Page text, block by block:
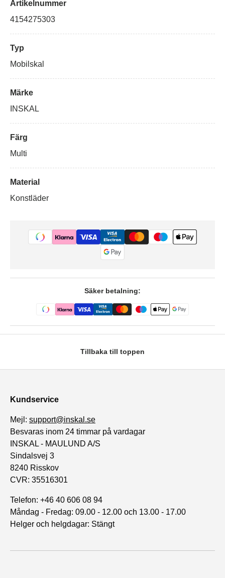
Artikelnummer
4154275303
Typ
Mobilskal
Märke
INSKAL
Färg
Multi
Material
Konstläder
Säker betalning:
Tillbaka till toppen
Kundservice
Mejl: support@inskal.se
Besvaras inom 24 timmar på vardagar
INSKAL - MAULUND A/S
Sindalsvej 3
8240 Risskov
CVR: 35516301
Telefon: +46 40 606 08 94
Måndag - Fredag: 09.00 - 12.00 och 13.00 - 17.00
Helger och helgdagar: Stängt